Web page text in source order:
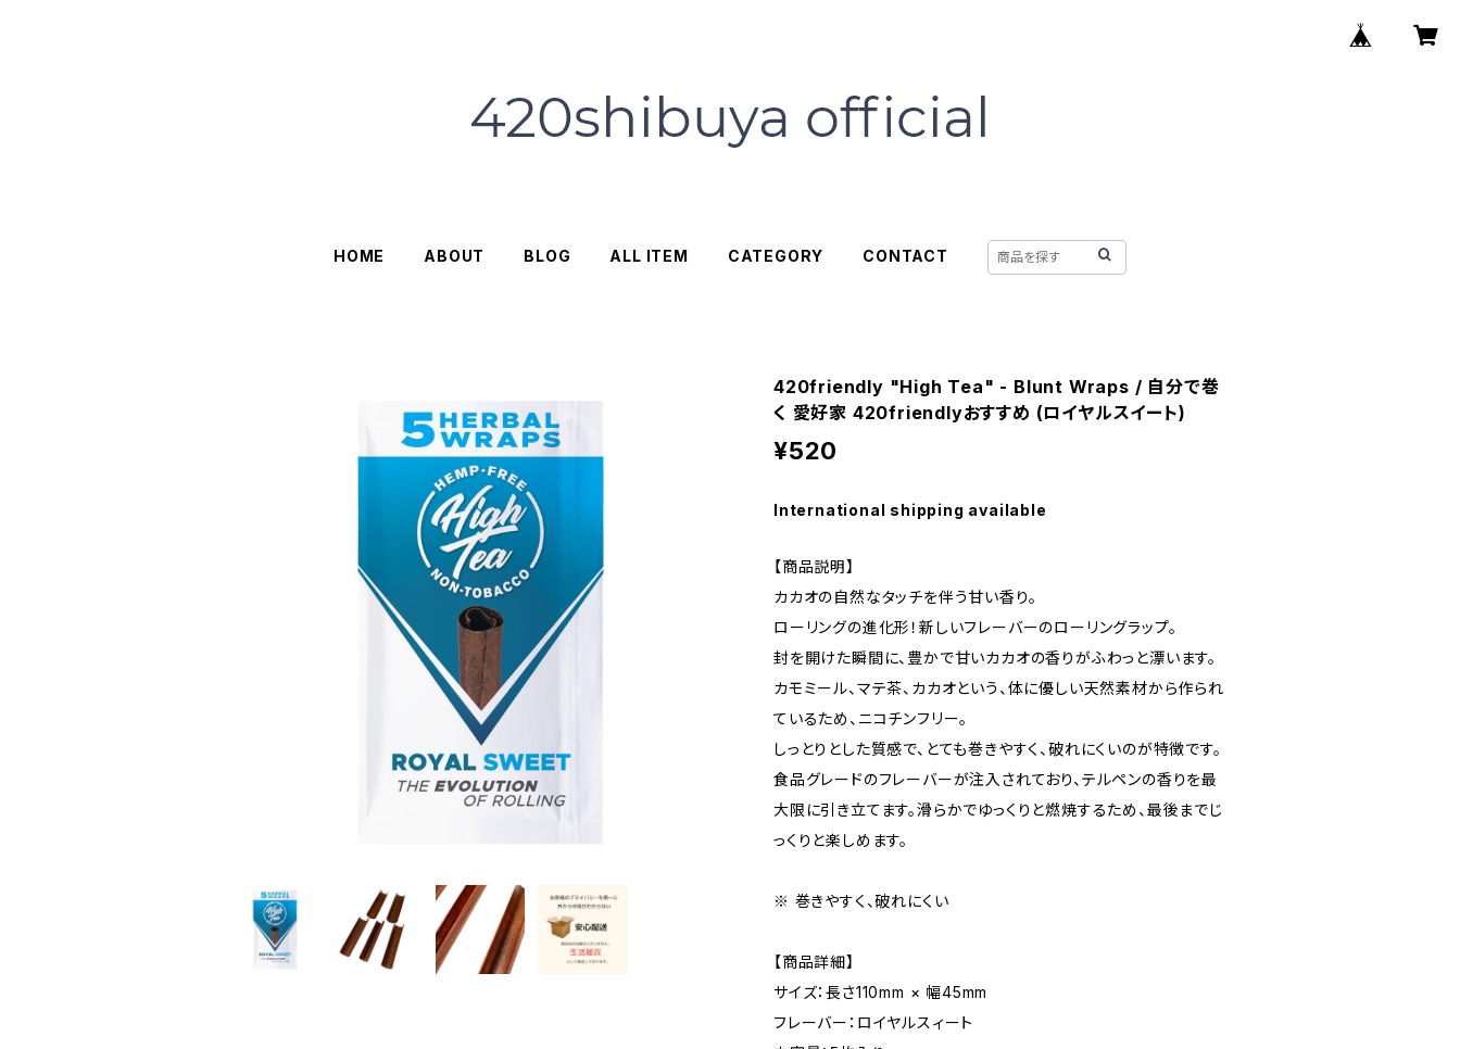
HOME ABOUT BLOG ALL ITEM CATEGORY CONTACT
420friendly "High Tea" - Blunt Wraps / 自分で巻
く 愛好家 420friendlyおすすめ (ロイヤルスイート)
¥520
International shipping available
【商品説明】
カカオの自然なタッチを伴う甘い香り。
ローリングの進化形！新しいフレーバーのローリングラップ。
封を開けた瞬間に、豊かで甘いカカオの香りがふわっと漂います。
カモミール、マテ茶、カカオという、体に優しい天然素材から作られ
ているため、ニコチンフリー。
しっとりとした質感で、とても巻きやすく、破れにくいのが特徴です。
食品グレードのフレーバーが注入されており、テルペンの香りを最
大限に引き立てます。滑らかでゆっくりと燃焼するため、最後までじ
っくりと楽しめます。
※ 巻きやすく、破れにくい
【商品詳細】
サイズ：長さ110mm × 幅45mm
フレーバー：ロイヤルスィート